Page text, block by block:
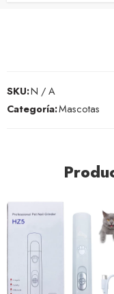
SKU:N / A
Categoría:Mascotas